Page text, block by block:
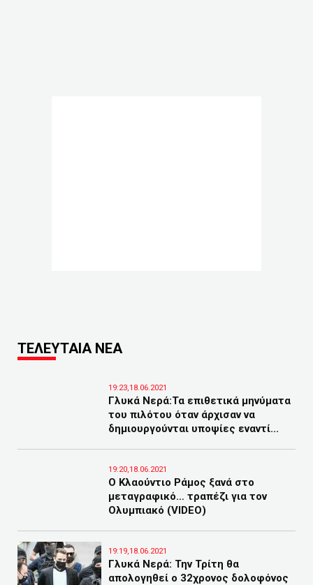
ΤΕΛΕΥΤΑΙΑ ΝΕΑ
19:23,18.06.2021
Γλυκά Νερά:Τα επιθετικά μηνύματα
του πιλότου όταν άρχισαν να
δημιουργούνται υποψίες εναντί...
19:20,18.06.2021
Ο Κλαούντιο Ράμος ξανά στο
μεταγραφικό… τραπέζι για τον
Ολυμπιακό (VIDEO)
19:19,18.06.2021
Γλυκά Νερά: Την Τρίτη θα
απολογηθεί ο 32χρονος δολοφόνος